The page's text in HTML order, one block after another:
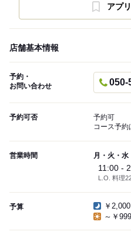
アプ
店舗基本情報
予約・
お問い合わせ
050-
予約可否
予約可
コース予約
営業時間 月・火・水
11:00 -
L.O. 料理
予算
￥
～￥999